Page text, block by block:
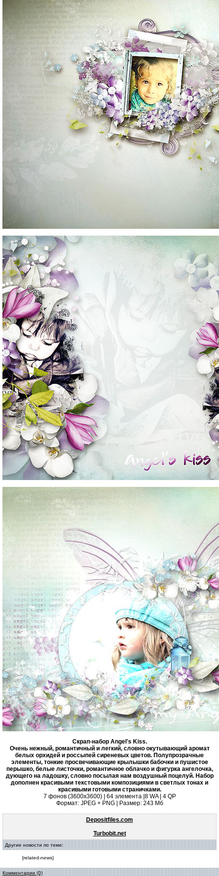
Скрап-набор Angel's Kiss.
Очень нежный, романтичный и легкий, словно окутывающий аромат
белых орхидей и россыпей сиреневых цветов. Полупрозрачные
элементы, тонкие просвечивающие крылышки бабочки и пушистое
перышко, белые листочки, романтичное облачко и фигурка ангелочка,
дующего на ладошку, словно посылая нам воздушный поцелуй. Набор
дополнен красивыми текстовыми композициями в светлых тонах и
красивыми готовыми страничками.
7 фонов (3600х3600) | 64 элемента |8 WA | 4 QP
Формат: JPEG + PNG | Размер: 243 Mб
Depositfiles.com
Turbobit.net
Другие новости по теме:
{related-news}
Комментарии (0)